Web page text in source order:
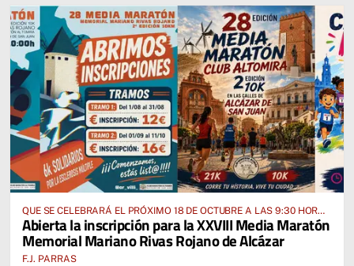
QUE SE CELEBRARÁ EL PRÓXIMO 18 DE OCTUBRE A LAS 9:30 HORAS
DESDE EL PABELLÓN VICENTE PANIAGUA
Abierta la inscripción para la XXVIII Media Maratón
Memorial Mariano Rivas Rojano de Alcázar
F.J. PARRAS